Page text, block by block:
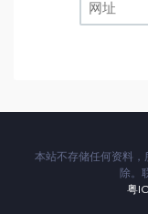
本站不存储任何资料，
除。
粤